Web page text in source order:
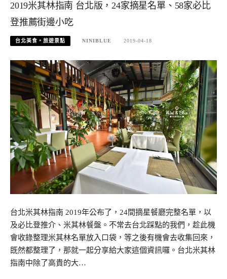
2019米其林指南 台北版，24家摘星名單、58家必比
登推薦街邊小吃
台北美食。旅遊景點 NINIBLUE 2019-04-18
台北米其林指南 2019年公布了，24間摘星餐廳完整名單，以
及必比登推介、米其林餐盤。不常去台北踩點的我們，趁此機
會收錄整理米其林名單放入口袋，等之後有機會去收集回來，
既然都整理了，那就一起分享給大家這個資訊囉。台北米其林
指南中除了高貴的大…